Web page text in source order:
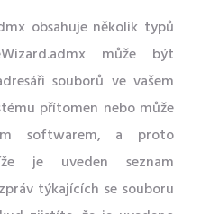
obsahuje několik typů
může být
souborů ve vašem
přítomen nebo může
softwarem, a proto
je uveden seznam
týkajících se souboru